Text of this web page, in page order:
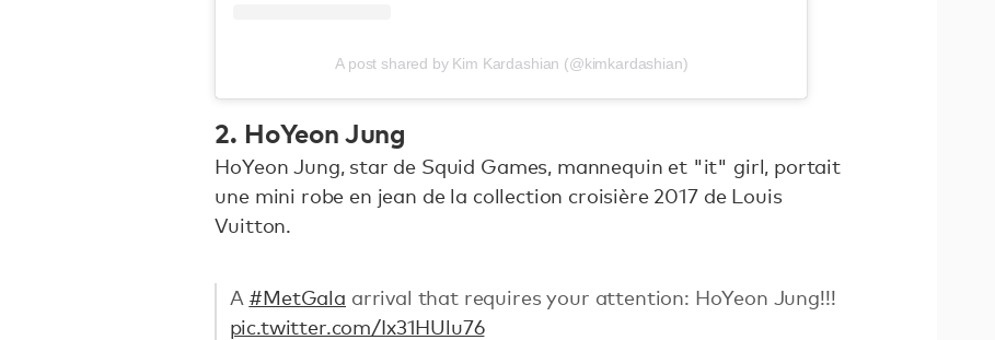
A post shared by Kim Kardashian (@kimkardashian)
2. HoYeon Jung
HoYeon Jung, star de Squid Games, mannequin et "it" girl, portait
une mini robe en jean de la collection croisière 2017 de Louis
Vuitton.
A #MetGala arrival that requires your attention: HoYeon Jung!!!
pic.twitter.com/Ix31HUlu76